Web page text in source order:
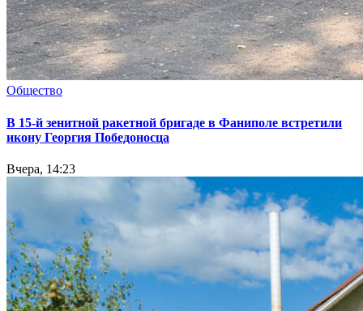
Общество
В 15-й зенитной ракетной бригаде в Фаниполе встретили
икону Георгия Победоносца
Вчера, 14:23